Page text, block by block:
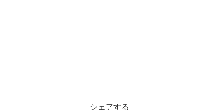
シェアする